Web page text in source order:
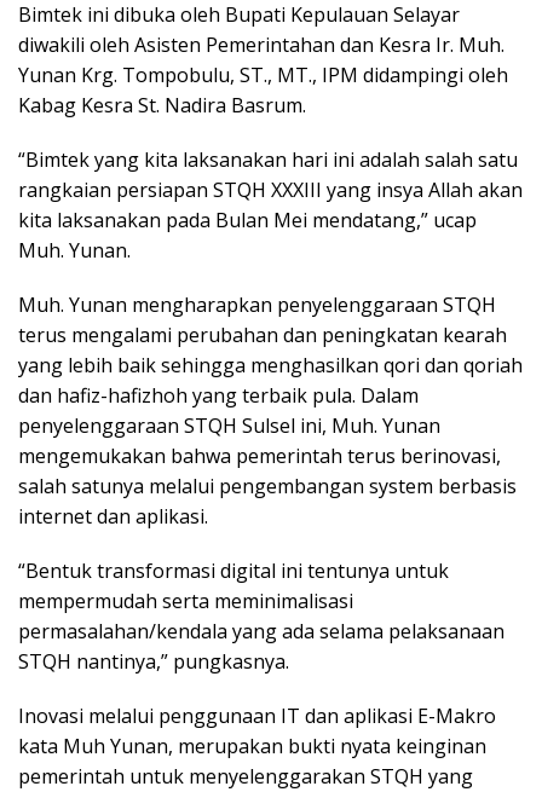
Bimtek ini dibuka oleh Bupati Kepulauan Selayar
diwakili oleh Asisten Pemerintahan dan Kesra Ir. Muh.
Yunan Krg. Tompobulu, ST., MT., IPM didampingi oleh
Kabag Kesra St. Nadira Basrum.
“Bimtek yang kita laksanakan hari ini adalah salah satu
rangkaian persiapan STQH XXXIII yang insya Allah akan
kita laksanakan pada Bulan Mei mendatang,” ucap
Muh. Yunan.
Muh. Yunan mengharapkan penyelenggaraan STQH
terus mengalami perubahan dan peningkatan kearah
yang lebih baik sehingga menghasilkan qori dan qoriah
dan hafiz-hafizhoh yang terbaik pula. Dalam
penyelenggaraan STQH Sulsel ini, Muh. Yunan
mengemukakan bahwa pemerintah terus berinovasi,
salah satunya melalui pengembangan system berbasis
internet dan aplikasi.
“Bentuk transformasi digital ini tentunya untuk
mempermudah serta meminimalisasi
permasalahan/kendala yang ada selama pelaksanaan
STQH nantinya,” pungkasnya.
Inovasi melalui penggunaan IT dan aplikasi E-Makro
kata Muh Yunan, merupakan bukti nyata keinginan
pemerintah untuk menyelenggarakan STQH yang